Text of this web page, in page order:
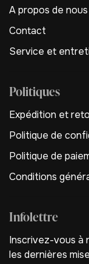
A propos de nous
Contact
Service et
Politiques
Expédition et
Politique de
Politique de
Conditions
Infolettre
Inscrivez-vous
les dernières